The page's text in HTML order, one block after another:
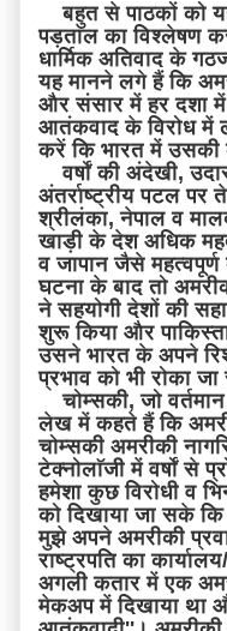
बहुत से पाठकों को
पड़ताल का विश्लेषण
धार्मिक अतिवाद के
यह मानने लगे हैं कि
और संसार में हर दशा में
आतंकवाद के विरोध में
करें कि भारत में उसकी
वर्षों की अंदेखी,
अंतर्राष्ट्रीय पटल पर
श्रीलंका, नेपाल व
खाड़ी के देश अधिक
व जापान जैसे
घटना के बाद तो
ने सहयोगी देशों की
शुरू किया और
उसने भारत के अपने
प्रभाव को भी रोका
चोम्सकी, जो
लेख में कहते हैं कि
चोम्सकी अमरीकी
टेक्नोलाॅजी में वर्षों से
हमेशा कुछ विरोधी व
को दिखाया जा सके
मुझे अपने अमरीकी
राष्ट्रपति का
अगली कतार में एक
मेकअप में दिखाया था